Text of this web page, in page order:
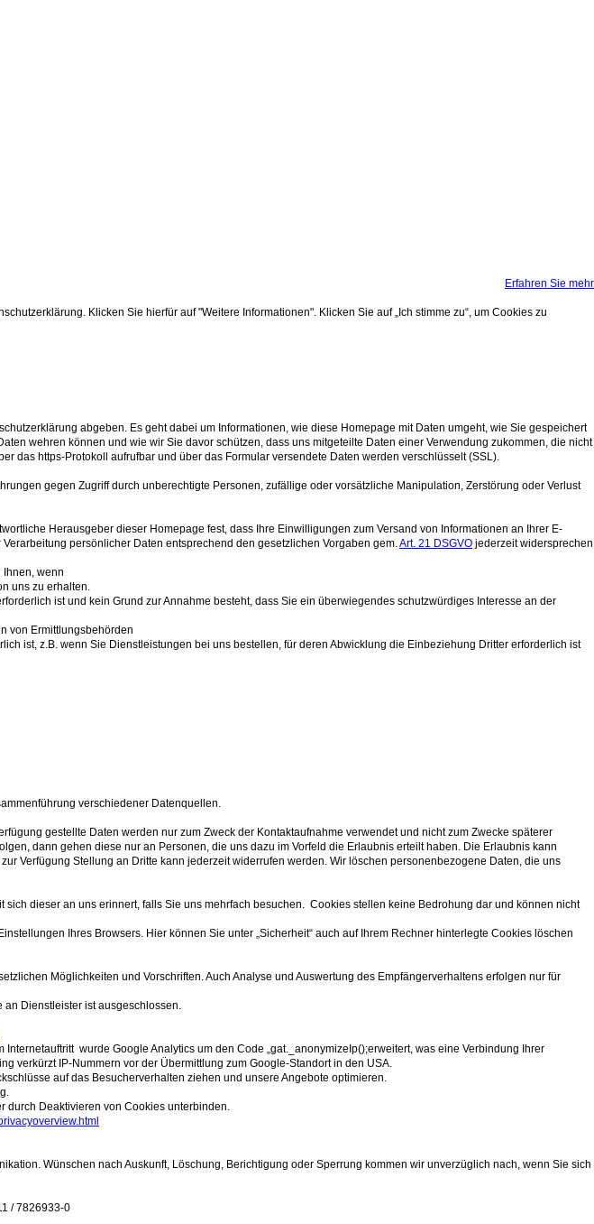
Erfahren Sie mehr
Klicken Sie hierfür auf "Weitere Informationen". Klicken Sie auf „Ich stimme zu“, um Cookies zu
abgeben. Es geht dabei um Informationen, wie diese Homepage mit Daten umgeht, wie Sie gespeichert
wehren können und wie wir Sie davor schützen, dass uns mitgeteilte Daten einer Verwendung zukommen, die nicht
das https-Protokoll aufrufbar und über das Formular versendete Daten werden verschlüsselt (SSL).
gegen Zugriff durch unberechtigte Personen, zufällige oder vorsätzliche Manipulation, Zerstörung oder Verlust
Herausgeber dieser Homepage fest, dass Ihre Einwilligungen zum Versand von Informationen an Ihrer E-
Verarbeitung persönlicher Daten entsprechend den gesetzlichen Vorgaben gem.Art. 21 DSGVO jederzeit widersprechen
wenn
uns zu erhalten.
ist und kein Grund zur Annahme besteht, dass Sie ein überwiegendes schutzwürdiges Interesse an der
von Ermittlungsbehörden
ist, z.B. wenn Sie Dienstleistungen bei uns bestellen, für deren Abwicklung die Einbeziehung Dritter erforderlich ist
verschiedener Datenquellen.
gestellte Daten werden nur zum Zweck der Kontaktaufnahme verwendet und nicht zum Zwecke späterer
dann gehen diese nur an Personen, die uns dazu im Vorfeld die Erlaubnis erteilt haben. Die Erlaubnis kann
Verfügung Stellung an Dritte kann jederzeit widerrufen werden. Wir löschen personenbezogene Daten, die uns
dieser an uns erinnert, falls Sie uns mehrfach besuchen. Cookies stellen keine Bedrohung dar und können nicht
Ihres Browsers. Hier können Sie unter „Sicherheit“ auch auf Ihrem Rechner hinterlegte Cookies löschen
Möglichkeiten und Vorschriften. Auch Analyse und Auswertung des Empfängerverhaltens erfolgen nur für
Dienstleister ist ausgeschlossen.
wurde Google Analytics um den Code „gat._anonymizeIp();erweitert, was eine Verbindung Ihrer
verkürzt IP-Nummern vor der Übermittlung zum Google-Standort in den USA.
auf das Besucherverhalten ziehen und unsere Angebote optimieren.
durch Deaktivieren von Cookies unterbinden.
Wünschen nach Auskunft, Löschung, Berichtigung oder Sperrung kommen wir unverzüglich nach, wenn Sie sich
/ 7826933-0